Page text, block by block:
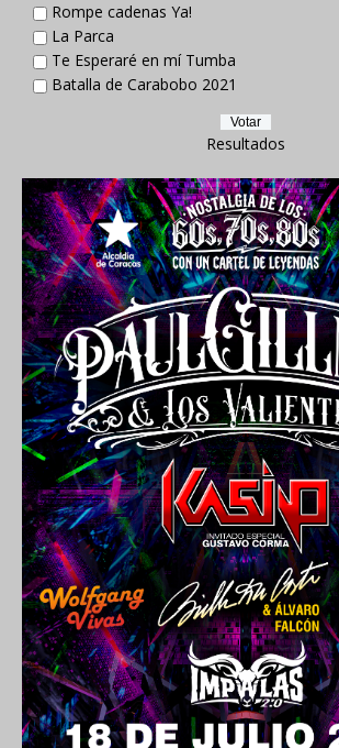
Rompe cadenas Ya!
La Parca
Te Esperaré en mí Tumba
Batalla de Carabobo 2021
Resultados